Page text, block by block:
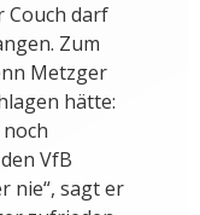
Couch darf
Zum
Metzger
hätte:
VfB
nie“, sagt er